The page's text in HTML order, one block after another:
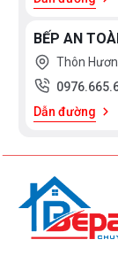
Đôi khi, một
nhựa) sau khi
lại bằng tay.
dụng hạt
cơ chế hút
BẾP AN
Thôn
Dẫn đường